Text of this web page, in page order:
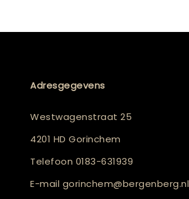
Adresgegevens
Westwagenstraat 25
4201 HD Gorinchem
Telefoon 0183-631939
E-mail gorinchem@bergenberg.nl